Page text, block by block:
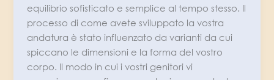
equilibrio sofisticato e semplice al tempo stesso. Il
processo di come avete sviluppato la vostra
andatura è stato influenzato da varianti da cui
spiccano le dimensioni e la forma del vostro
corpo. Il modo in cui i vostri genitori vi